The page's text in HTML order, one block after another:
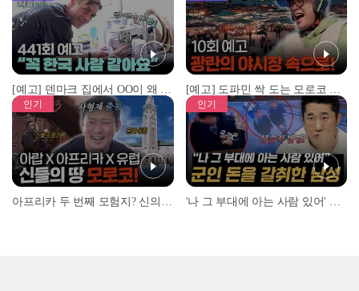
[예고] 덴마크 집에서 OO이 왜 나와...? 이상할 정도로 한국을 사랑하는 우리 형을 제보합니다! [예고] 도파민 싹 도는 모로코 야시장 투어!
인기 인기